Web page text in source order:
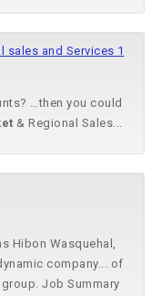
sales and Services 1
…then you could
& Regional Sales...
Hibon Wasquehal,
company... of
Job Summary